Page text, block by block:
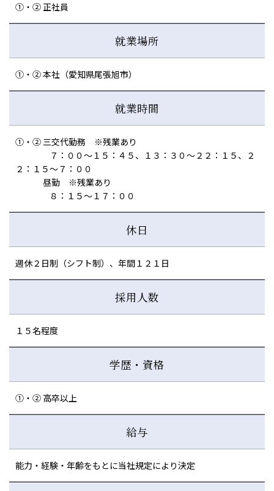
①・② 正社員
就業場所
①・② 本社（愛知県尾張旭市）
就業時間
①・② 三交代勤務 ※残業あり
７：００～１５：４５、１３：３０～２２：１５、２
２：１５～７：００
昼勤 ※残業あり
８：１５～１７：００
休日
週休２日制（シフト制）、年間１２１日
採用人数
１５名程度
学歴・資格
①・② 高卒以上
給与
能力・経験・年齢をもとに当社規定により決定